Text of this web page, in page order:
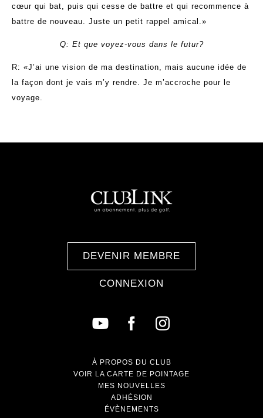
cœur qui bat, puis qui cesse de battre et qui recommence à
battre de nouveau. Juste un petit rappel amical.»
Q: Et que voyez-vous dans le futur?
R: «J’ai une vision de ma destination, mais aucune idée de
la façon dont je vais m’y rendre. Je m’accroche pour le
voyage.
DEVENIR MEMBRE
CONNEXION
À PROPOS DU CLUB
VOIR LA CARTE DE POINTAGE
MES NOUVELLES
ADHÉSION
ÉVÈNEMENTS